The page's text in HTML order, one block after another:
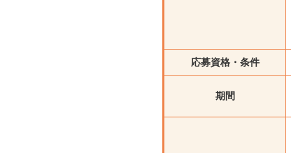
応募資格・条件
期間